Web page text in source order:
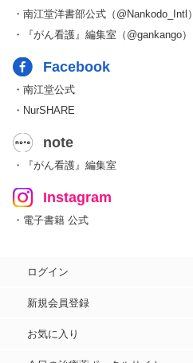
・南江堂洋書部公式（@Nankodo_Intl）
・『がん看護』編集室（@gankango）
Facebook
・南江堂公式
・NurSHARE
note
・『がん看護』編集室
Instagram
・電子書籍 公式
ログイン
新規会員登録
お気に入り